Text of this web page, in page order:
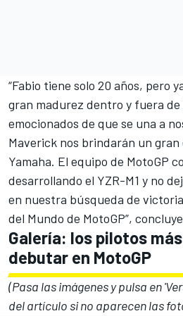
“Fabio tiene solo 20 años, pero
gran madurez dentro y fuera de
emocionados de que se una a
Maverick nos brindarán un gran
Yamaha. El equipo de MotoGP
desarrollando el YZR-M1 y no
en nuestra búsqueda de
del Mundo de MotoGP”,
Galería: los pilotos
debutar en MotoGP
(Pasa las imágenes y pulsa en
del artículo si no aparecen las